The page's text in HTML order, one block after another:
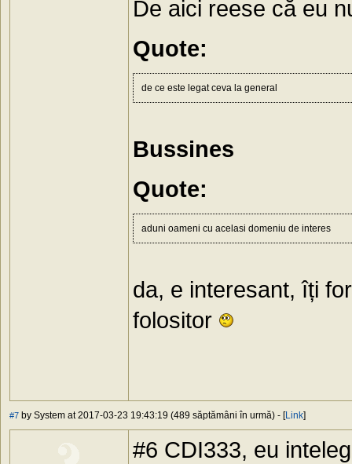
De aici reese că eu
Quote:
de ce este legat ceva la general
Bussines
Quote:
aduni oameni cu acelasi domeniu de interes
da, e interesant, îți
folositor
#7 by System at 2017-03-23 19:43:19 (489 săptămâni în urmă) - [Link]
#6 CDI333, eu